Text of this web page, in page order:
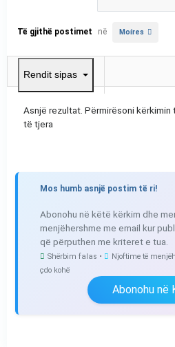
Të gjithë postimet në Moíres
Rendit sipas
Asnjë rezultat. Përmirësoni kërkimin
të tjera
Mos humb asnjë postim të ri!
Abonohu në këtë kërkim dhe
menjëhershme me email kur
që përputhen me kriteret e tua.
Shërbim falas • Njoftime të
çdo kohë
Abonohu në